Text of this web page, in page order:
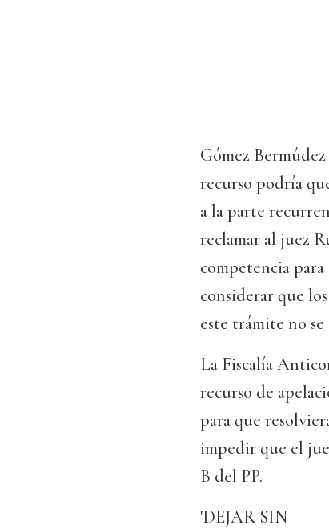
Gómez
recurso podría
a la parte
reclamar al juez
competencia
considerar que
este trámite no
La Fiscalía
recurso de
para que
impedir que el
B del PP.
'DEJAR SIN